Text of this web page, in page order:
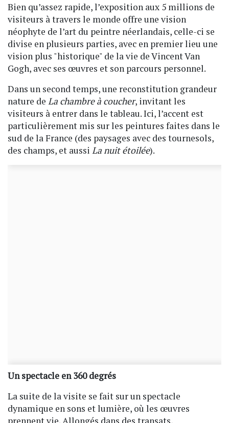
Bien qu’assez rapide, l’exposition aux 5 millions de
visiteurs à travers le monde offre une vision
néophyte de l’art du peintre néerlandais, celle-ci se
divise en plusieurs parties, avec en premier lieu une
vision plus "historique" de la vie de Vincent Van
Gogh, avec ses œuvres et son parcours personnel.
Dans un second temps, une reconstitution grandeur
nature de La chambre à coucher, invitant les
visiteurs à entrer dans le tableau. Ici, l’accent est
particulièrement mis sur les peintures faites dans le
sud de la France (des paysages avec des tournesols,
des champs, et aussi La nuit étoilée).
Un spectacle en 360 degrés
La suite de la visite se fait sur un spectacle
dynamique en sons et lumière, où les œuvres